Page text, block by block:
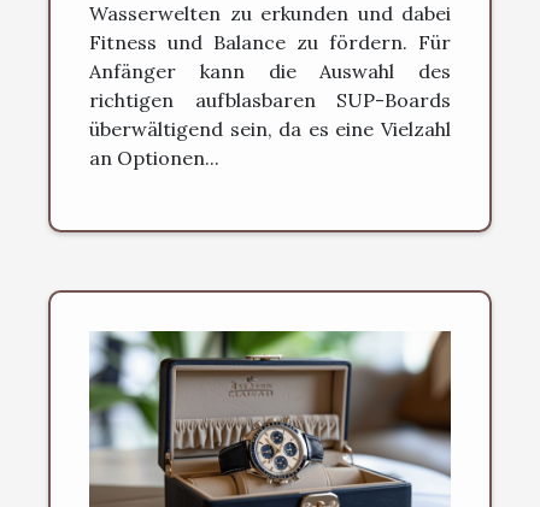
Wasserwelten zu erkunden und dabei
Fitness und Balance zu fördern. Für
Anfänger kann die Auswahl des
richtigen aufblasbaren SUP-Boards
überwältigend sein, da es eine Vielzahl
an Optionen...